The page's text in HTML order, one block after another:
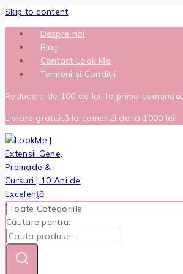
Skip to content
Despre noi
Blog
Contact Look Me
Termeni și Condiții
Reducere de 100 de lei la prima comandă,
Livrare gratuită la comenzi de la 1000 lei!
Căutare pentru: